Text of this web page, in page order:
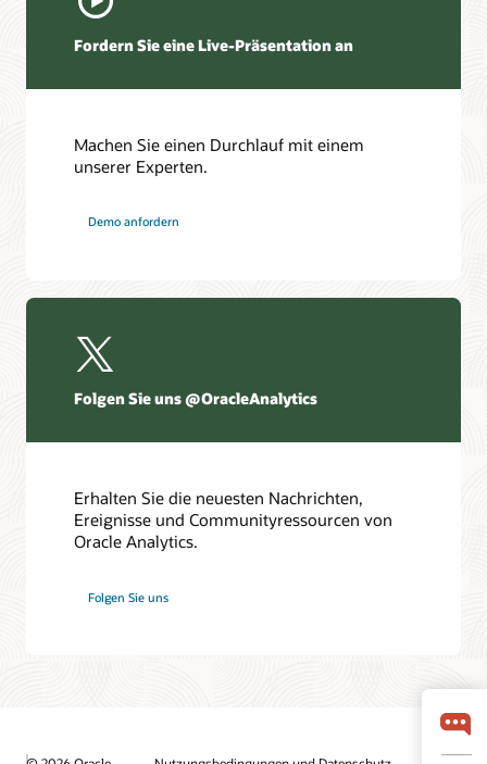
Fordern Sie eine Live-Präsentation an
Machen Sie einen Durchlauf mit einem
unserer Experten.
Demo anfordern
Folgen Sie uns @OracleAnalytics
Erhalten Sie die neuesten Nachrichten,
Ereignisse und Communityressourcen von
Oracle Analytics.
Folgen Sie uns